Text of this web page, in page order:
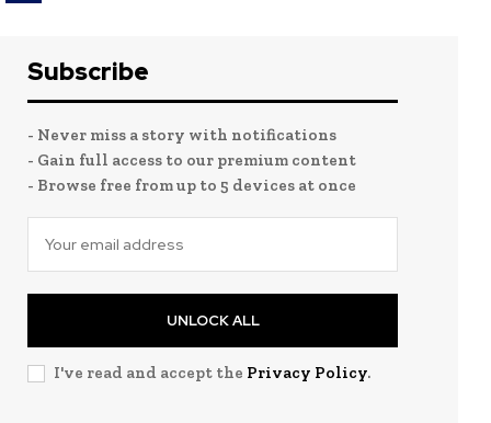
Subscribe
- Never miss a story with notifications
- Gain full access to our premium content
- Browse free from up to 5 devices at once
UNLOCK ALL
I've read and accept the Privacy Policy.